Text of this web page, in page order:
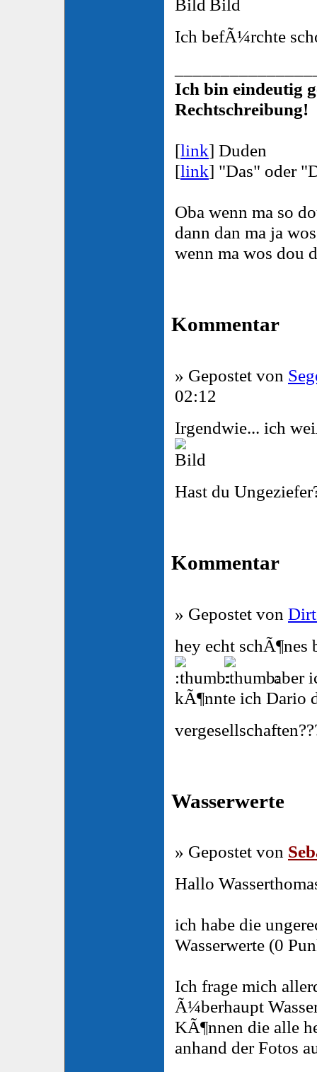
Ich befÃ¼rchte
Ich bin eindeutig
Rechtschreibung!
[link] Duden
[link] "Das" oder
Oba wenn ma so
dann dan ma ja
wenn ma wos dou
Kommentar
» Gepostet von
02:12
Irgendwie... ich
Hast du
Kommentar
» Gepostet von
hey echt schÃ¶nes
aber
kÃ¶nnte ich Dario
Wasserwerte
» Gepostet von
Hallo
ich habe die
Wasserwerte (0
Ich frage mich
Ã¼berhaupt
KÃ¶nnen die alle
anhand der Fotos